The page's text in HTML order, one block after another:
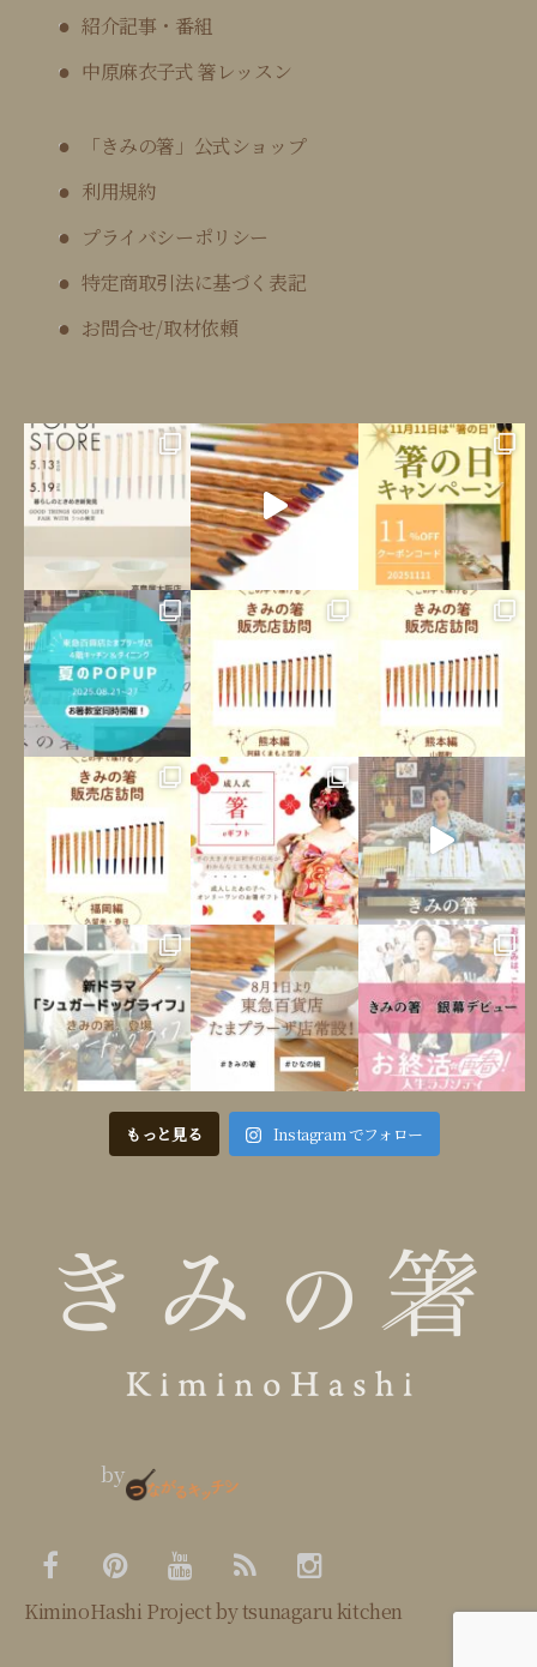
紹介記事・番組
中原麻衣子式 箸レッスン
「きみの箸」公式ショップ
利用規約
プライバシーポリシー
特定商取引法に基づく表記
お問合せ/取材依頼
もっと見る Instagram でフォロー
by
KiminoHashi Project by tsunagaru kitchen